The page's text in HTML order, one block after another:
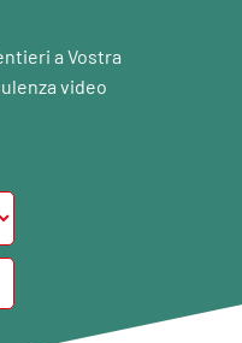
a Vostra
video